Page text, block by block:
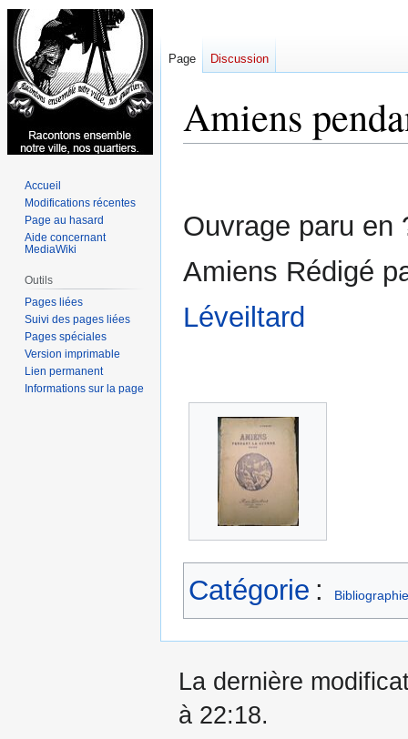
Amiens
navigation
recherche
Ouvrage paru en
Amiens Rédigé
Léveiltard
Catégorie :
Page Discussion
Accueil
Modifications récentes
Page au hasard
Aide concernant
MediaWiki
Outils
Pages liées
Suivi des pages liées
Pages spéciales
Version imprimable
Lien permanent
Informations sur la page
La dernière
à 22:18.